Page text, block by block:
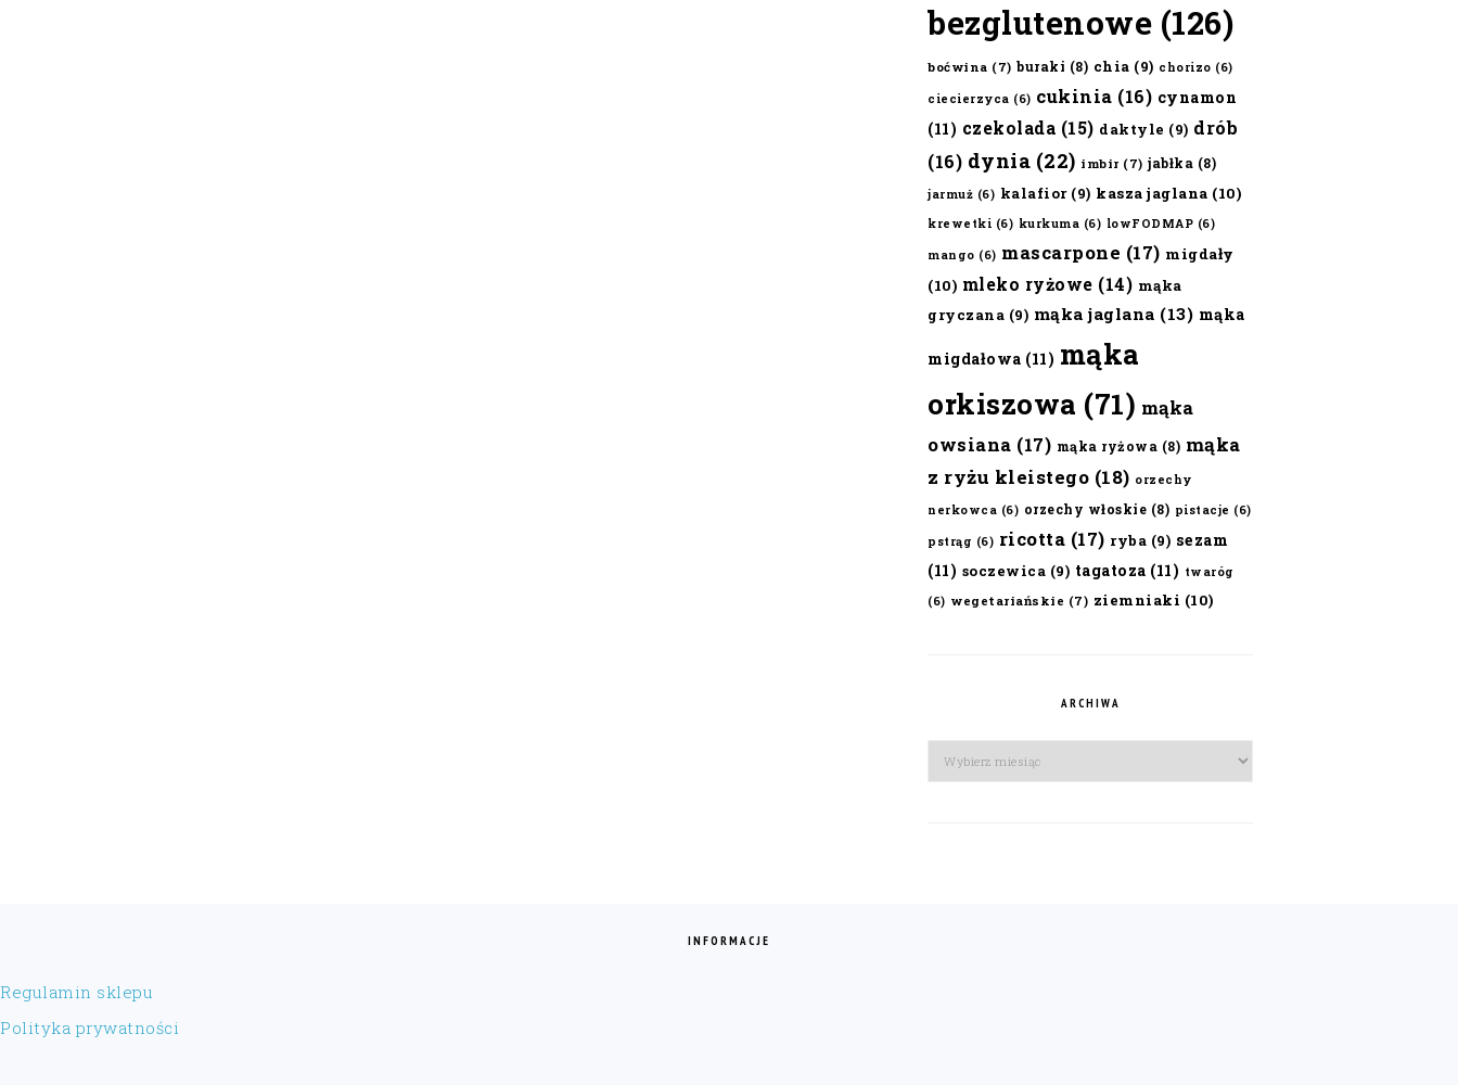
bezglutenowe (126)
boćwina (7) buraki (8) chia (9) chorizo (6)
ciecierzyca (6) cukinia (16) cynamon
(11) czekolada (15) daktyle (9) drób
(16) dynia (22) imbir (7) jabłka (8)
jarmuż (6) kalafior(9) kasza jaglana (10)
krewetki (6) kurkuma (6) lowFODMAP (6)
mango (6) mascarpone (17) migdały
(10) mleko ryżowe (14) mąka
gryczana (9) mąka jaglana (13) mąka
migdałowa (11) mąka
orkiszowa (71) mąka
owsiana (17) mąka ryżowa (8) mąka
z ryżu kleistego (18) orzechy
nerkowca (6) orzechy włoskie (8) pistacje (6)
pstrąg (6) ricotta (17) ryba (9) sezam
(11) soczewica (9) tagatoza (11) twaróg
(6) wegetariańskie (7) ziemniaki (10)
ARCHIWA
Archiwa
INFORMACJE
Regulamin sklepu
Polityka prywatności